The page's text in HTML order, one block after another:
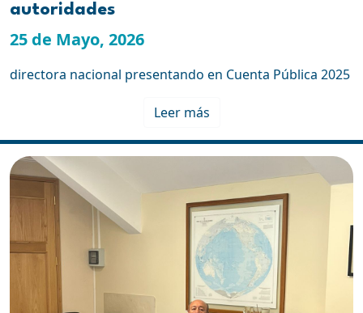
autoridades
25 de Mayo, 2026
directora nacional presentando en Cuenta Pública 2025
Leer más